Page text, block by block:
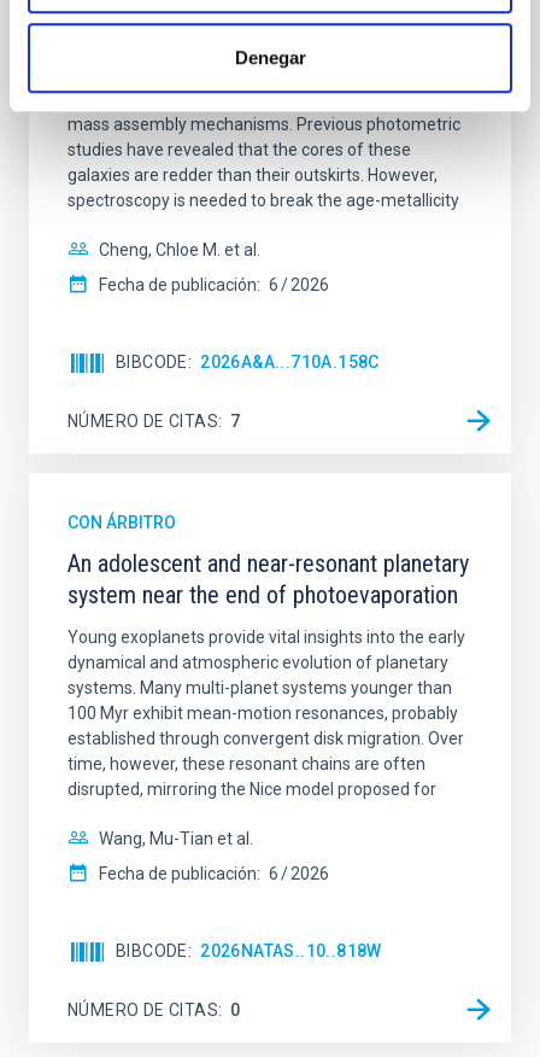
Denegar
SUSPENSE
Spatially resolved stellar populations of massive
quiescent galaxies at cosmic noon provide powerful
insights into star-formation quenching and stellar
mass assembly mechanisms. Previous photometric
studies have revealed that the cores of these
galaxies are redder than their outskirts. However,
spectroscopy is needed to break the age-metallicity
Cheng, Chloe M. et al.
Fecha de publicación: 6 2026
BIBCODE 2026A&A...710A.158C
NÚMERO DE CITAS 7
CON ÁRBITRO
An adolescent and near-resonant planetary
system near the end of photoevaporation
Young exoplanets provide vital insights into the early
dynamical and atmospheric evolution of planetary
systems. Many multi-planet systems younger than
100 Myr exhibit mean-motion resonances, probably
established through convergent disk migration. Over
time, however, these resonant chains are often
disrupted, mirroring the Nice model proposed for
Wang, Mu-Tian et al.
Fecha de publicación: 6 2026
BIBCODE 2026NATAS..10..818W
NÚMERO DE CITAS 0